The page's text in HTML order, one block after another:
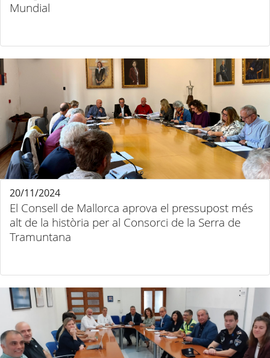
Mundial
El Consell de Mallorca aprova el pressupost més
alt de la història per al Consorci de la Serra de
Tramuntana
20/11/2024